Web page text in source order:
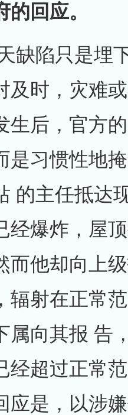
回应。
缺陷只是埋
及时，灾难
生后，官方
是习惯性地
的主任抵达
经爆炸，屋
而他却向上
辐射在正常
属向其报 告
经超过正常
应是，以涉